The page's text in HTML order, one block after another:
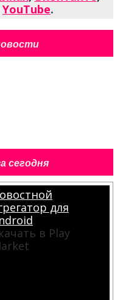
YouTube.
сегодня
для
в Play